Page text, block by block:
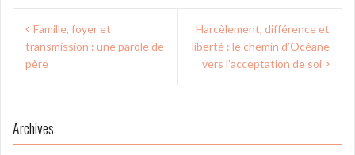
Navigation
de
l’article
Famille, foyer et
transmission : une parole de
père
Harcèlement, différence et
liberté : le chemin d’Océane
vers l’acceptation de soi
Archives